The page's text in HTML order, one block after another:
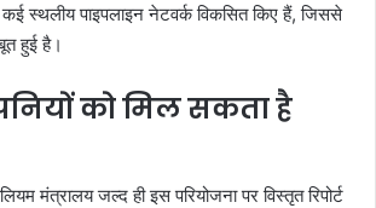
स्थलीय पाइपलाइन नेटवर्क विकसित किए हैं, जिससे
हुई है।
को मिल सकता है
मंत्रालय जल्द ही इस परियोजना पर विस्तृत रिपोर्ट